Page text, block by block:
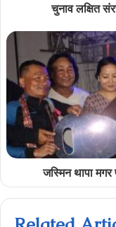
चुनाव लक्षित
जस्मिन थापा